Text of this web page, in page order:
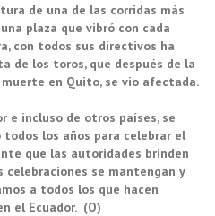
de una de las corridas más
plaza que vibró con cada
con todos sus directivos ha
de los toros, que después de la
en Quito, se vio afectada.
e incluso de otros países, se
todos los años para celebrar el
que las autoridades brinden
se mantengan y
a todos los que hacen
el Ecuador. (O)